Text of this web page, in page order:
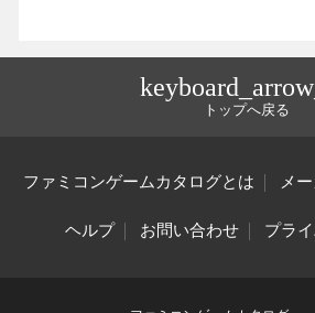
トップへ戻る
ファミコンゲームカタログとは メ
ヘルプ お問い合わせ プラ